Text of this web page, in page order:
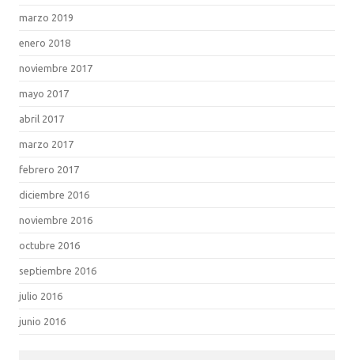
marzo 2019
enero 2018
noviembre 2017
mayo 2017
abril 2017
marzo 2017
febrero 2017
diciembre 2016
noviembre 2016
octubre 2016
septiembre 2016
julio 2016
junio 2016